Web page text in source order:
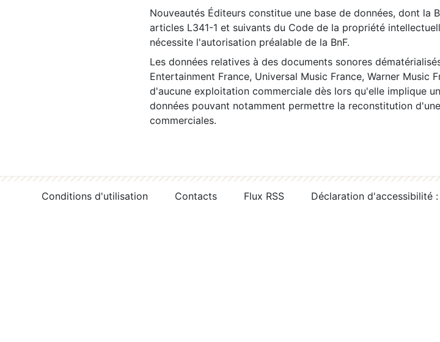
Nouveautés Éditeurs constitue une base de données, dont la
articles L341-1 et suivants du Code de la propriété
nécessite l'autorisation préalable de la BnF.
Les données relatives à des documents sonores
Entertainment France, Universal Music France, Warner Music
d'aucune exploitation commerciale dès lors qu'elle implique
données pouvant notamment permettre la reconstitution
commerciales.
Conditions d'utilisation Contacts Flux RSS Déclaration d'accessibilité